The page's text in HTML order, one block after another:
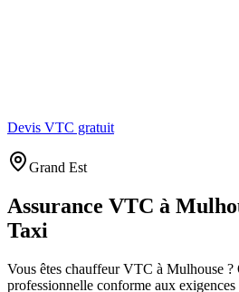
Devis VTC gratuit
Grand Est
Assurance VTC à
Taxi
Vous êtes chauffeur VTC à Mulhouse ?
professionnelle conforme aux